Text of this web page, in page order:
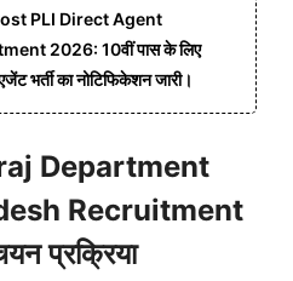
PLI Direct Agent
2026: 10वीं पास के लिए
भर्ती का नोटिफिकेशन जारी।
Department
Recruitment
प्रक्रिया